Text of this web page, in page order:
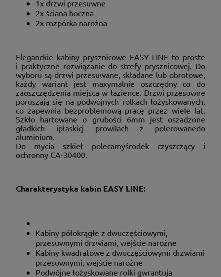
1x drzwi przesuwne
2x ściana boczna
2x rozpórka narożna
Eleganckie kabiny prysznicowe EASY LINE to proste
i praktyczne rozwiązanie do strefy prysznicowej. Do
wyboru są drzwi przesuwane, składane lub obrotowe,
każdy wariant jest maxymalnie oszczędny co do
zaoszczędzenia miejsca w łazience. Drzwi przesuwne
poruszają się na podwójnych rolkach łożyskowanych,
co zapewnia bezproblemową pracę przez wiele lat.
Szkło hartowane o grubości 6mm jest oszadzone
gładkich ipłaskicj prowilach z polerowanedo
aluminium.
Do mycia szkieł polecamyśrodek czyszczący i
ochronny CA-30400.
Charakterystyka kabin EASY LINE:
Kabiny półokrągłe z dwuczęściowymi,
przesuwnymi drzwiami, wejście narożne
Kabiny kwadratowe z dwuczęściowymi drzwiami
przesuwnymi, wejście narożne
Podwójne łożyskowane rolki gwrantuja